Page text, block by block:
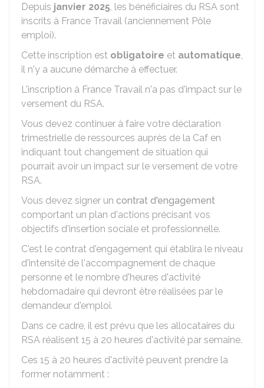
Depuis janvier 2025, les bénéficiaires du RSA sont
inscrits à France Travail (anciennement Pôle
emploi).
Cette inscription est obligatoire et automatique,
il n'y a aucune démarche à effectuer.
L'inscription à France Travail n'a pas d'impact sur le
versement du RSA.
Vous devez continuer à faire votre déclaration
trimestrielle de ressources auprès de la Caf en
indiquant tout changement de situation qui
pourrait avoir un impact sur le versement de votre
RSA.
Vous devez signer un contrat d'engagement
comportant un plan d'actions précisant vos
objectifs d'insertion sociale et professionnelle.
C'est le contrat d'engagement qui établira le niveau
d'intensité de l'accompagnement de chaque
personne et le nombre d'heures d'activité
hebdomadaire qui devront être réalisées par le
demandeur d'emploi.
Dans ce cadre, il est prévu que les allocataires du
RSA réalisent 15 à 20 heures d'activité par semaine.
Ces 15 à 20 heures d'activité peuvent prendre la
former notamment :